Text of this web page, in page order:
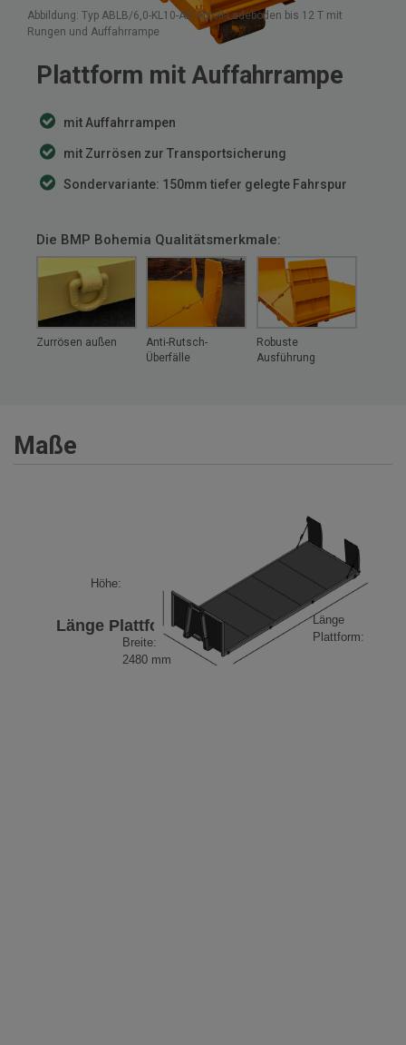
Abbildung: Typ ABLB/6,0-KL10-AR Abroll-Ladeboden bis 12 T mit
Rungen und Auffahrrampe
Plattform mit Auffahrrampe
mit Auffahrrampen
mit Zurrösen zur Transportsicherung
Sondervariante: 150mm tiefer gelegte Fahrspur
Die BMP Bohemia Qualitätsmerkmale:
Zurrösen außen
Anti-Rutsch-
Überfälle
Robuste
Ausführung
Maße
Höhe:
Länge
Plattform:
Breite:
2480 mm
Länge Plattform